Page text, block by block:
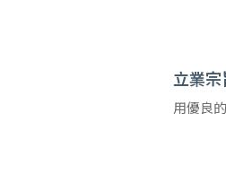
立業宗
用優良